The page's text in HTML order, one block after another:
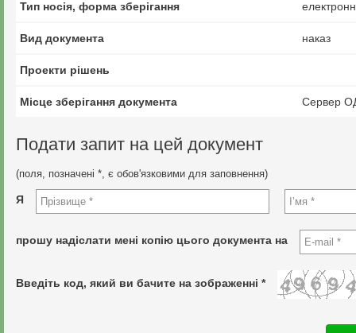
Тип носія, форма зберігання
Вид документа наказ
Проекти рішень
Місце зберігання документа Сервер
Подати запит на цей документ
(поля, позначені *, є обов'язковими для заповнення)
Я
прошу надіслати мені копію цього документа на
Введіть код, який ви бачите на зображенні *